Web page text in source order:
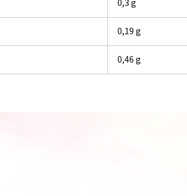
0,3 g
0,19 g
0,46 g